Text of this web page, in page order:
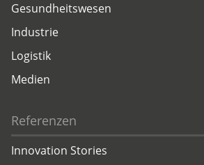
Gesundheitswesen
Industrie
Logistik
Medien
Referenzen
Innovation Stories